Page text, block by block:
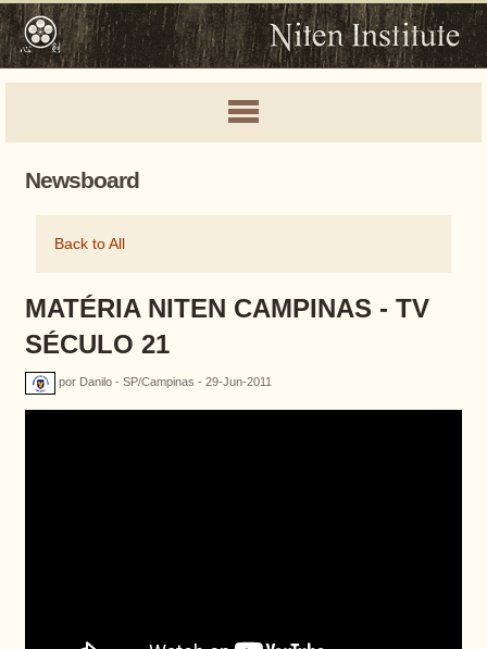
Newsboard
Back to All
MATÉRIA NITEN CAMPINAS - TV
SÉCULO 21
por Danilo - SP/Campinas - 29-Jun-2011